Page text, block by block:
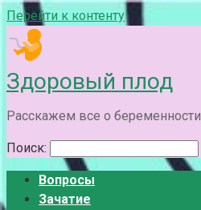
Перейти к контенту
Здоровый плод
Расскажем все о беременности
Поиск:
Вопросы
Зачатие